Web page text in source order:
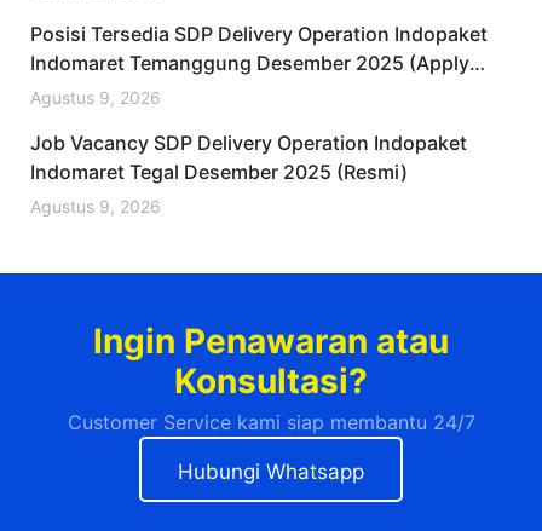
Posisi Tersedia SDP Delivery Operation Indopaket
Indomaret Temanggung Desember 2025 (Apply
Now)
Agustus 9, 2026
Job Vacancy SDP Delivery Operation Indopaket
Indomaret Tegal Desember 2025 (Resmi)
Agustus 9, 2026
Ingin Penawaran atau
Konsultasi?
Customer Service kami siap membantu 24/7
Hubungi Whatsapp